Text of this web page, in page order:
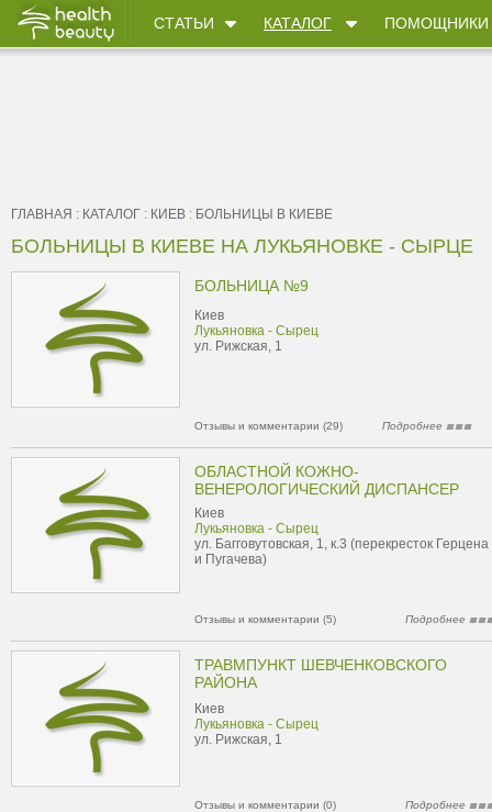
СТАТЬИ КАТАЛОГ ПОМОЩНИКИ
ГЛАВНАЯ : КАТАЛОГ : КИЕВ : БОЛЬНИЦЫ В КИЕВЕ
БОЛЬНИЦЫ В КИЕВЕ НА ЛУКЬЯНОВКЕ - СЫРЦЕ
БОЛЬНИЦА №9
Киев
Лукьяновка - Сырец
ул. Рижская, 1
Отзывы и комментарии (29) Подробнее
ОБЛАСТНОЙ КОЖНО-
ВЕНЕРОЛОГИЧЕСКИЙ ДИСПАНСЕР
Киев
Лукьяновка - Сырец
ул. Багговутовская, 1, к.3 (перекресток Герцена
и Пугачева)
Отзывы и комментарии (5) Подробнее
ТРАВМПУНКТ ШЕВЧЕНКОВСКОГО
РАЙОНА
Киев
Лукьяновка - Сырец
ул. Рижская, 1
Отзывы и комментарии (0) Подробнее